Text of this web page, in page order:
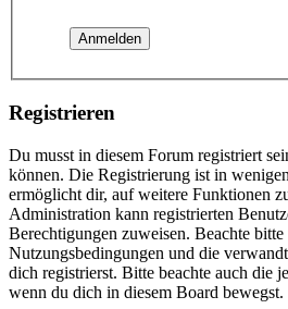
Registrieren
Du musst in diesem Forum registriert
können. Die Registrierung ist in
ermöglicht dir, auf weitere Funktionen
Administration kann registrierten
Berechtigungen zuweisen. Beachte bitte
Nutzungsbedingungen und die
dich registrierst. Bitte beachte auch die
wenn du dich in diesem Board bewegst.